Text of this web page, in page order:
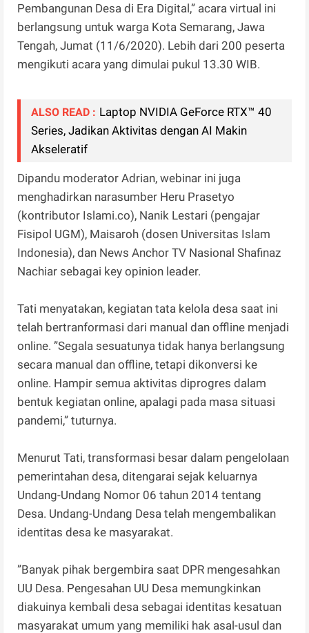
Pembangunan Desa di Era Digital,” acara virtual ini
berlangsung untuk warga Kota Semarang, Jawa
Tengah, Jumat (11/6/2020). Lebih dari 200 peserta
mengikuti acara yang dimulai pukul 13.30 WIB.
ALSO READ : Laptop NVIDIA GeForce RTX™ 40
Series, Jadikan Aktivitas dengan AI Makin
Akseleratif
Dipandu moderator Adrian, webinar ini juga
menghadirkan narasumber Heru Prasetyo
(kontributor Islami.co), Nanik Lestari (pengajar
Fisipol UGM), Maisaroh (dosen Universitas Islam
Indonesia), dan News Anchor TV Nasional Shafinaz
Nachiar sebagai key opinion leader.
Tati menyatakan, kegiatan tata kelola desa saat ini
telah bertranformasi dari manual dan offline menjadi
online. ”Segala sesuatunya tidak hanya berlangsung
secara manual dan offline, tetapi dikonversi ke
online. Hampir semua aktivitas diprogres dalam
bentuk kegiatan online, apalagi pada masa situasi
pandemi,” tuturnya.
Menurut Tati, transformasi besar dalam pengelolaan
pemerintahan desa, ditengarai sejak keluarnya
Undang-Undang Nomor 06 tahun 2014 tentang
Desa. Undang-Undang Desa telah mengembalikan
identitas desa ke masyarakat.
”Banyak pihak bergembira saat DPR mengesahkan
UU Desa. Pengesahan UU Desa memungkinkan
diakuinya kembali desa sebagai identitas kesatuan
masyarakat umum yang memiliki hak asal-usul dan